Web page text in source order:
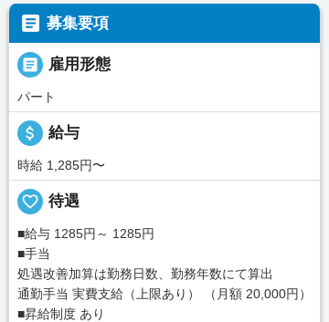
 募集要項
 雇用形態
パート
attach_money 給与
時給 1,285円〜
favorite_border 待遇
■給与 1285円～ 1285円
■手当
処遇改善加算は勤務日数、勤務年数にて算出
通勤手当 実費支給（上限あり） （月額 20,000円）
■昇給制度 あり